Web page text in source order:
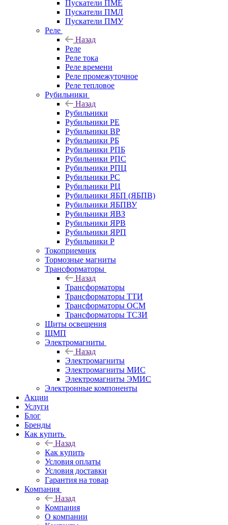
Пускатели ПМЕ
Пускатели ПМЛ
Пускатели ПМУ
Реле
Назад
Реле
Реле тока
Реле времени
Реле промежуточное
Реле тепловое
Рубильники
Назад
Рубильники
Рубильники РЕ
Рубильники ВР
Рубильники РБ
Рубильники РПБ
Рубильники РПС
Рубильники РПЦ
Рубильники РС
Рубильники РЦ
Рубильники ЯБП (ЯБПВ)
Рубильники ЯБПВУ
Рубильники ЯВЗ
Рубильники ЯРВ
Рубильники ЯРП
Рубильники Р
Токоприемник
Тормозные магниты
Трансформаторы
Назад
Трансформаторы
Трансформаторы ТТИ
Трансформаторы ОСМ
Трансформаторы ТСЗИ
Щиты освещения
ЩМП
Электромагниты
Назад
Электромагниты
Электромагниты МИС
Электромагниты ЭМИС
Электронные компоненты
Акции
Услуги
Блог
Бренды
Как купить
Назад
Как купить
Условия оплаты
Условия доставки
Гарантия на товар
Компания
Назад
Компания
О компании